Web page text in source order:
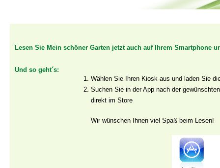
Lesen Sie Mein schöner Garten jetzt auch auf Ihrem Smartphone
Und so geht´s:
Wählen Sie Ihren Kiosk aus und laden Sie
Suchen Sie in der App nach der
direkt im Store
Wir wünschen Ihnen viel Spaß beim Lesen!